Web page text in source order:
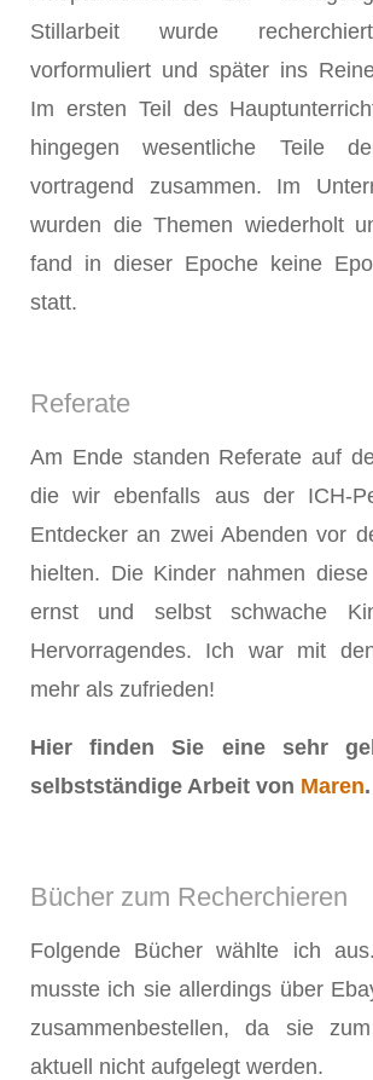
Stillarbeit wurde
vorformuliert und später ins
Im ersten Teil des
hingegen wesentliche Teile
vortragend zusammen. Im
wurden die Themen wiederholt
fand in dieser Epoche keine
statt.
Referate
Am Ende standen Referate auf
die wir ebenfalls aus der ICH-
Entdecker an zwei Abenden vor
hielten. Die Kinder nahmen
ernst und selbst schwache
Hervorragendes. Ich war mit
mehr als zufrieden!
Hier finden Sie eine sehr
selbstständige Arbeit von Maren.
Bücher zum Recherchieren
Folgende Bücher wählte ich
musste ich sie allerdings über
zusammenbestellen, da sie
aktuell nicht aufgelegt werden.